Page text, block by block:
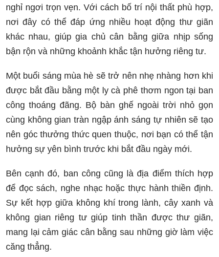
nghỉ ngơi trọn vẹn. Với cách bố trí nội thất phù hợp,
nơi đây có thể đáp ứng nhiều hoạt động thư giãn
khác nhau, giúp gia chủ cân bằng giữa nhịp sống
bận rộn và những khoảnh khắc tận hưởng riêng tư.
Một buổi sáng mùa hè sẽ trở nên nhẹ nhàng hơn khi
được bắt đầu bằng một ly cà phê thơm ngon tại ban
công thoáng đãng. Bộ bàn ghế ngoài trời nhỏ gọn
cùng không gian tràn ngập ánh sáng tự nhiên sẽ tạo
nên góc thưởng thức quen thuộc, nơi bạn có thể tận
hưởng sự yên bình trước khi bắt đầu ngày mới.
Bên cạnh đó, ban công cũng là địa điểm thích hợp
để đọc sách, nghe nhạc hoặc thực hành thiền định.
Sự kết hợp giữa không khí trong lành, cây xanh và
không gian riêng tư giúp tinh thần được thư giãn,
mang lại cảm giác cân bằng sau những giờ làm việc
căng thẳng.